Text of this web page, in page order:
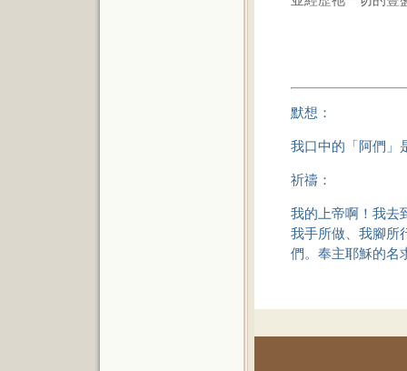
默想：
我口中的「阿們」
祈禱：
我的上帝啊！我去
我手所做、我腳所
們。奉主耶穌的名